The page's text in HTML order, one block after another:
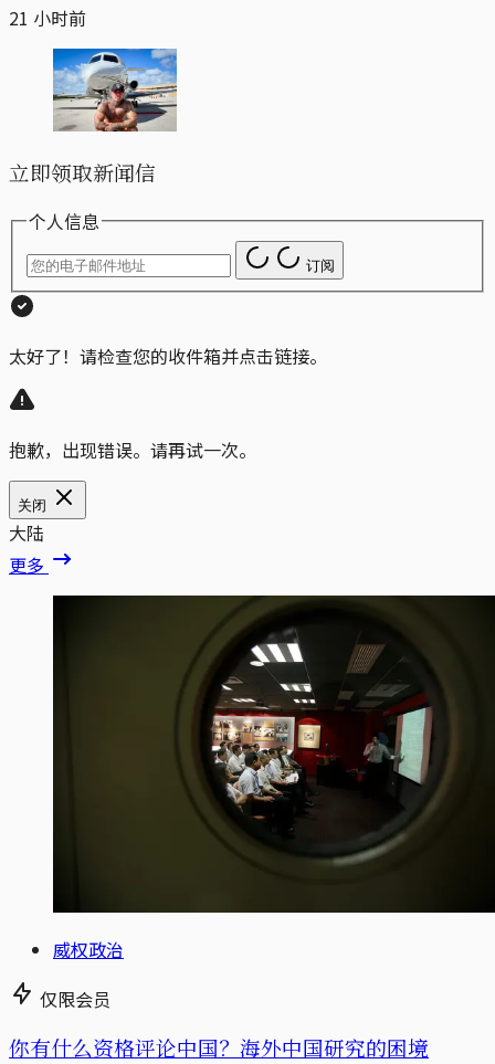
21 小时前
立即领取新闻信
个人信息
订阅
太好了！请检查您的收件箱并点击链接。
抱歉，出现错误。请再试一次。
关闭
大陆
更多
威权政治
仅限会员
你有什么资格评论中国？海外中国研究的困境